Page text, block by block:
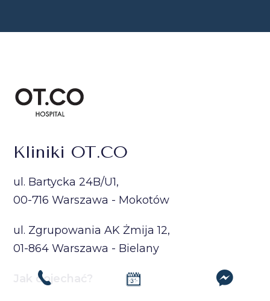
Kliniki OT.CO
ul. Bartycka 24B/U1,
00-716 Warszawa - Mokotów
ul. Zgrupowania AK Żmija 12,
01-864 Warszawa - Bielany
Jak dojechać?